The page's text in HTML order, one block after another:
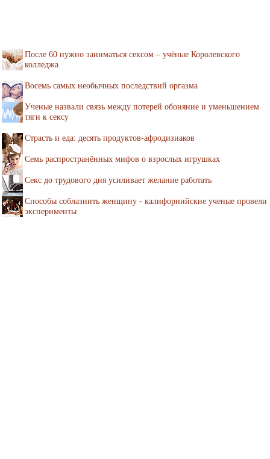
После 60 нужно заниматься сексом – учёные Королевского
колледжа
Восемь самых необычных последствий оргазма
Ученые назвали связь между потерей обоняние и уменьшением
тяги к сексу
Страсть и еда: десять продуктов-афродизиаков
Семь распространённых мифов о взрослых игрушках
Секс до трудового дня усиливает желание работать
Способы соблазнить женщину - калифорнийские ученые провели
эксперименты